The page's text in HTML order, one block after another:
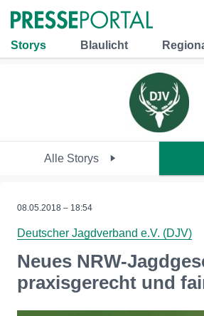
Storys Blaulicht
Alle Storys
08.05.2018 – 18:54
Deutscher Jagdverband e.V. (DJV)
Neues NRW-
praxisgerecht und